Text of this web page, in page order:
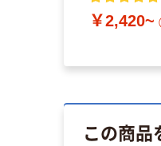
￥2,420~
この商品